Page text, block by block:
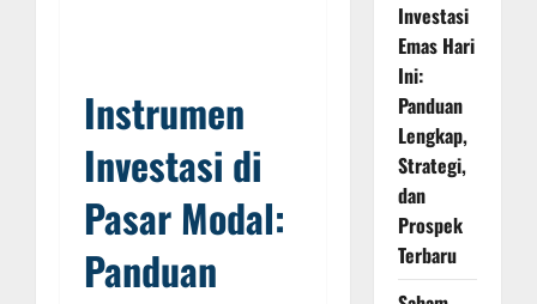
Instrumen
Investasi di
Pasar Modal:
Panduan
Investasi
Emas Hari
Ini:
Panduan
Lengkap,
Strategi,
dan
Prospek
Terbaru